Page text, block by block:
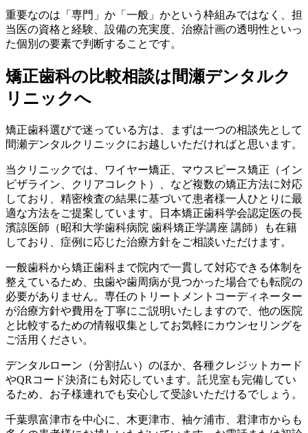
重要なのは「専門」か「一般」かという枠組みではなく、担
当医の資格と経験、設備の充実度、治療計画の透明性といっ
た個別の要素で判断することです。
矯正歯科の比較相談は間瀬デンタルク
リニックへ
矯正歯科選びで迷っている方は、まずは一つの相談先として
間瀬デンタルクリニックにお越しいただければと思います。
当クリニックでは、ワイヤー矯正、マウスピース矯正（イン
ビザライン、クリアコレクト）、など複数の矯正方法に対応
しており、精密検査の結果に基づいて患者様一人ひとりに最
適な方法をご提案しています。日本矯正歯科学会認定医の長
濱諒医師（昭和大学歯科病院 歯科矯正学講座 講師）も在籍
しており、症例に応じた治療方針をご相談いただけます。
一般歯科から矯正歯科まで院内で一貫して対応できる体制を
整えているため、虫歯や歯周病が見つかった場合でも転院の
必要がありません。専任のトリートメントコーディネーター
が治療方針や費用を丁寧にご説明いたしますので、他の医院
と比較するための情報収集としてお気軽にカウンセリングを
ご活用ください。
デンタルローン（分割払い）のほか、各種クレジットカード
やQRコード決済にも対応しています。託児室も完備してい
るため、お子様連れでも安心して受診いただけるでしょう。
千葉県富津市を中心に、木更津市、袖ケ浦市、君津市からも